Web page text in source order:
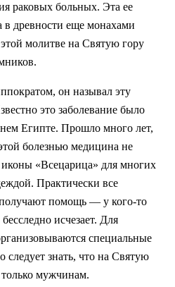
раковых больных. Эта ее
в древности еще монахами
молитве на Святую гору
он называл эту
это заболевание было
Египте. Прошло много лет,
болезнью медицина не
«Всецарица» для многих
Практически все
помощь — у кого-то
исчезает. Для
специальные
следует знать, что на Святую
мужчинам.